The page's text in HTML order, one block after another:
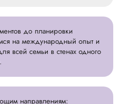
до планировки
на международный опыт и
всей семьи в стенах одного
направлениям: